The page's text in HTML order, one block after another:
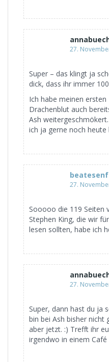
27.
Super – das klingt ja
dick, dass ihr immer
Ich habe meinen
Drachenblut auch
Ash
ich ja gerne noch heute
27.
Sooooo die 119 Seiten
Stephen King, die wir
lesen sollten, habe ich
27.
Super, dann hast du ja
bin bei Ash bisher nicht
aber jetzt. :) Trefft ihr
irgendwo in einem